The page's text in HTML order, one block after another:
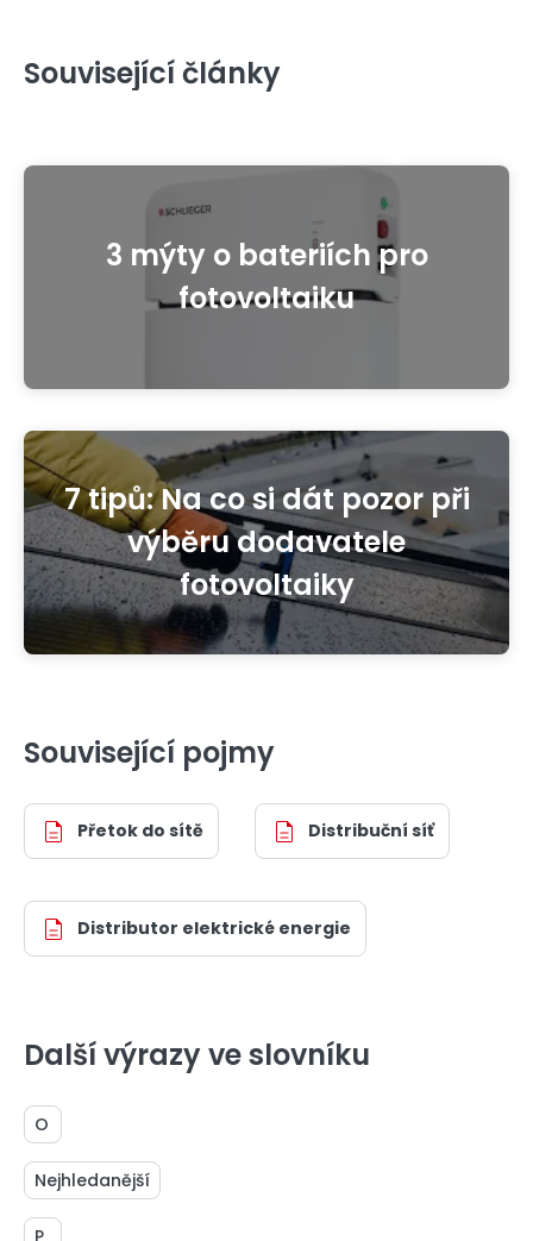
Související články
5 rad, jak nenaletět
3 mýty o bateriích pro
fotovoltaiku
7 tipů: Na co si dát pozor při
výběru dodavatele
fotovoltaiky
Související pojmy
Přetok do sítě Distribuční síť
Distributor elektrické energie
Další výrazy ve slovníku
O
Nejhledanější